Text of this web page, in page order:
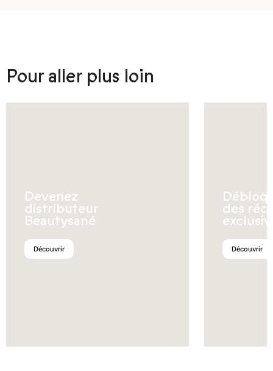
Pour aller plus loin
Devenez
distributeur
Beautysané
Découvrir
des
Découvrir